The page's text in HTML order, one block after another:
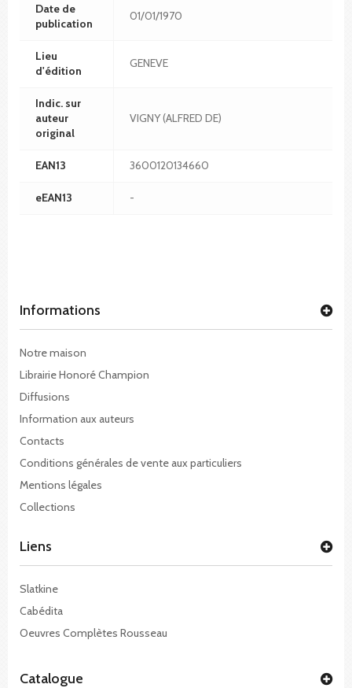
Date de
publication
01/01/1970
Lieu
d'édition
GENEVE
Indic. sur
auteur
original
VIGNY (ALFRED DE)
EAN13 3600120134660
eEAN13 -
Informations
Notre maison
Librairie Honoré Champion
Diffusions
Information aux auteurs
Contacts
Conditions générales de vente aux particuliers
Mentions légales
Collections
Liens
Slatkine
Cabédita
Oeuvres Complètes Rousseau
Catalogue